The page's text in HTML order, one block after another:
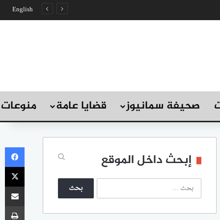
English
صحيفة سمانيوز قضايا عامة منوعات
إبحث داخل الموقع
ح